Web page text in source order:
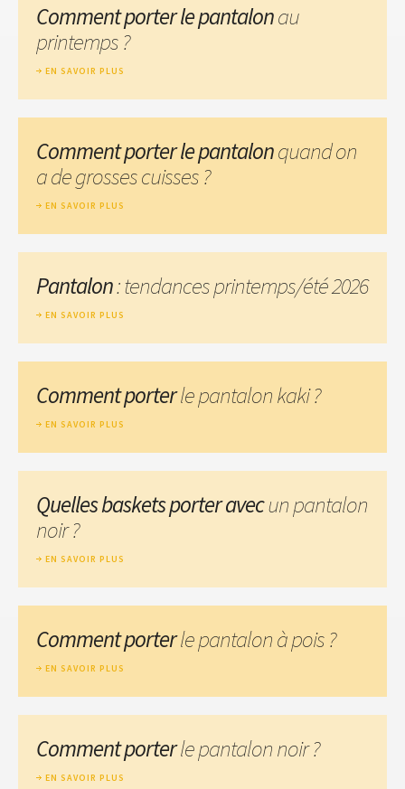
Comment porter le pantalonau
printemps ?
EN SAVOIR PLUS
Comment porter le pantalonquand on
a de grosses cuisses ?
EN SAVOIR PLUS
Pantalon: tendances printemps/été 2026
EN SAVOIR PLUS
Comment porterle pantalon kaki ?
EN SAVOIR PLUS
Quelles baskets porter avecun pantalon
noir ?
EN SAVOIR PLUS
Comment porterle pantalon à pois ?
EN SAVOIR PLUS
Comment porterle pantalon noir ?
EN SAVOIR PLUS